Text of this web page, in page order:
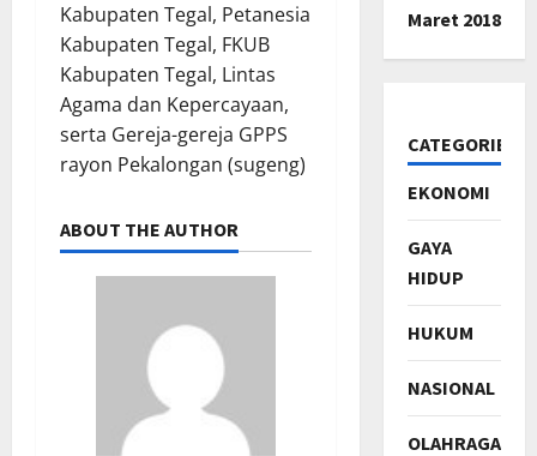
Kabupaten Tegal, Petanesia
Kabupaten Tegal, FKUB
Kabupaten Tegal, Lintas
Agama dan Kepercayaan,
serta Gereja-gereja GPPS
rayon Pekalongan (sugeng)
ABOUT THE AUTHOR
Maret 2018
CATEGORIES
EKONOMI
GAYA
HIDUP
HUKUM
NASIONAL
OLAHRAGA